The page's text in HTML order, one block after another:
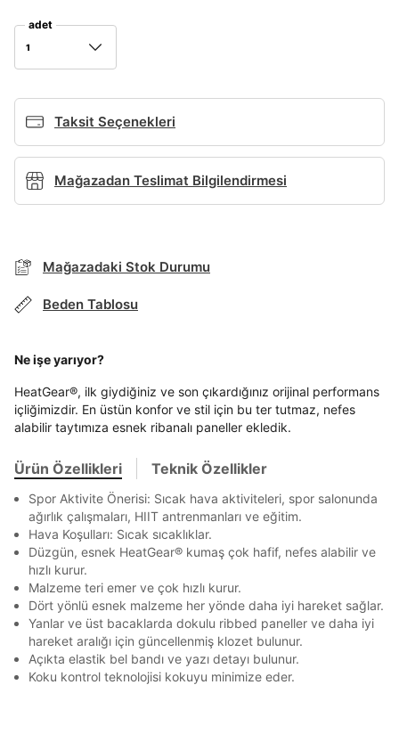
adet
1
Taksit Seçenekleri
TAKSİT SEÇENEKLERİ
Ziraat Bankası Ziraat Bankası 4
QNB
AnadoluBank World
Kapat
Mağazadan Teslimat Bilgilendirmesi
Mağazadaki Stok Durumu
Beden Tablosu
Ne işe yarıyor?
HeatGear®, ilk giydiğiniz ve son çıkardığınız orijinal performans
içliğimizdir. En üstün konfor ve stil için bu ter tutmaz, nefes
alabilir taytımıza esnek ribanalı paneller ekledik.
Ürün Özellikleri Teknik Özellikler
Spor Aktivite Önerisi: Sıcak hava aktiviteleri, spor salonunda
ağırlık çalışmaları, HIIT antrenmanları ve eğitim.
Hava Koşulları: Sıcak sıcaklıklar.
Düzgün, esnek HeatGear® kumaş çok hafif, nefes alabilir ve
hızlı kurur.
Malzeme teri emer ve çok hızlı kurur.
Dört yönlü esnek malzeme her yönde daha iyi hareket sağlar.
Yanlar ve üst bacaklarda dokulu ribbed paneller ve daha iyi
hareket aralığı için güncellenmiş klozet bulunur.
Açıkta elastik bel bandı ve yazı detayı bulunur.
Koku kontrol teknolojisi kokuyu minimize eder.
Beden Seçin
BEDEN TABLOSU
Ürün stoklara geldiğindemail adresinize
bildirim göndereceğiz.
Kapat
Kapat
Kapat
E-posta Adresi *
Sipariş Numaranız *
Sorgula
Soyad*
En az 8 karakter
Bir rakam
En az 1 özel karakter
Kişisel verileriniz
Aydınlatma Metni
Hüküm ve Koşullar
Perakende Satış Giyim ve Aksesuar Ticaret A.Ş.
tarafından ticari elektronik ileti gönderilmesi amacıyla
işlenmesini kabul ediyorum.
Sms
E-mail
Çağrı Merkezi / Arama
Kişisel verilerimin Doğuş Perakende Satış Giyim ve
Aksesuar Ticaret A.Ş. bünyesinde yer alan
markalara ait ürünlerin bana özel pazarlanması ve
Doğuş Grubu şirketlerinde bulunan pazarlama
SMS Onay Kodu
Bilgilerinizi güncellemek için lütfen telefonunuza SMS
GÖNDER
SMS Onay Kodu
Bilgilerinizi güncellemek için lütfen telefonunuza SMS
GÖNDER